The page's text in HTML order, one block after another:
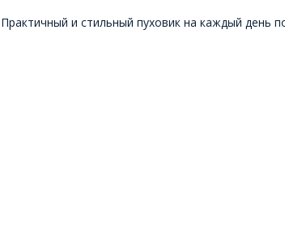
Практичный и стильный пуховик на каждый день